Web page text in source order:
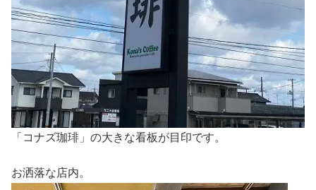
「コナズ珈琲」の大きな看板が目印です。
お洒落な店内。